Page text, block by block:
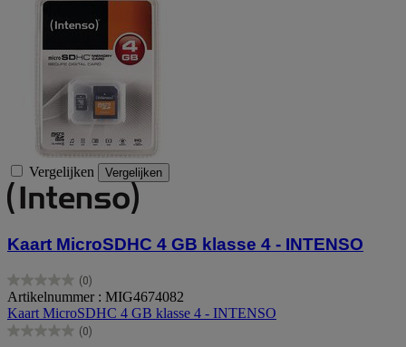
Vergelijken Vergelijken
Kaart MicroSDHC 4 GB klasse 4 - INTENSO
(0)
0.0
van
de
5
Artikelnummer : MIG4674082
Kaart MicroSDHC 4 GB klasse 4 - INTENSO
(0)
0.0